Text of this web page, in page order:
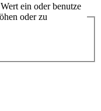
ein oder benutze
oder zu